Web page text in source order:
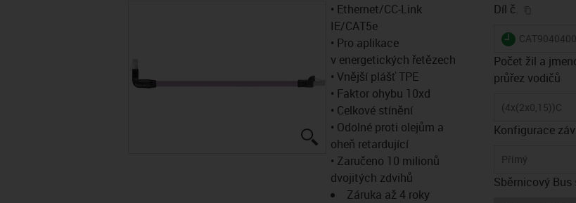
igus-icon-lupe
• Ethernet/CC-Link
IE/CAT5e
• Pro aplikace
v energetických řetězech
• Vnější plášť TPE
• Faktor ohybu 10xd
• Celkové stínění
• Odolné proti olejům a
oheň retardující
• Zaručeno 10 milionů
dvojitých zdvihů
Záruka až 4 roky
Díl č.
igus-icon-
CAT9040400
Počet žil a
průřez vodičů
(4x(2x0,15))C
Konfigurace
Přímý
Sběrnicový Bus